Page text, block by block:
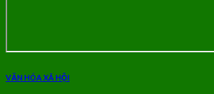
VĂN HÓA XÃ HỘI